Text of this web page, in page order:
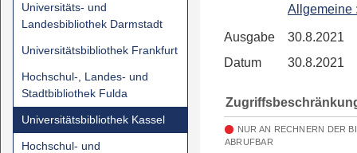
Universitäts- und
Landesbibliothek Darmstadt
Universitätsbibliothek Frankfurt
Hochschul-, Landes- und
Stadtbibliothek Fulda
Universitätsbibliothek Kassel
Hochschul- und
Allgemeine
Ausgabe
30.8.2021
Datum
30.8.2021
NUR AN RECHNERN DER
ABRUFBAR